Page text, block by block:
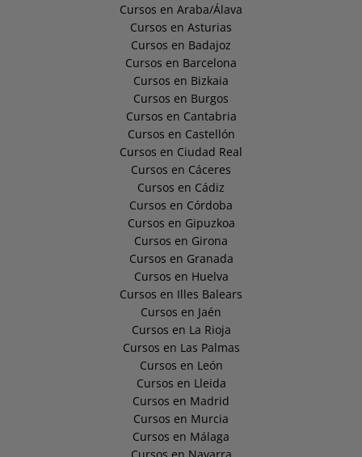
Cursos en Araba/Álava
Cursos en Asturias
Cursos en Badajoz
Cursos en Barcelona
Cursos en Bizkaia
Cursos en Burgos
Cursos en Cantabria
Cursos en Castellón
Cursos en Ciudad Real
Cursos en Cáceres
Cursos en Cádiz
Cursos en Córdoba
Cursos en Gipuzkoa
Cursos en Girona
Cursos en Granada
Cursos en Huelva
Cursos en Illes Balears
Cursos en Jaén
Cursos en La Rioja
Cursos en Las Palmas
Cursos en León
Cursos en Lleida
Cursos en Madrid
Cursos en Murcia
Cursos en Málaga
Cursos en Navarra